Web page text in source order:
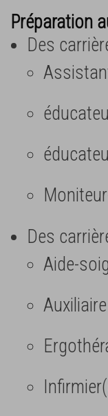
Préparation
Des
Des
Aide-